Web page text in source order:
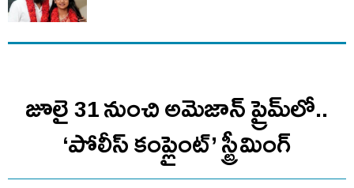
జూలై 31 నుంచి అమెజాన్ ప్రైమ్‌లో..
‘పోలీస్ కంప్లైంట్’ స్ట్రీమింగ్